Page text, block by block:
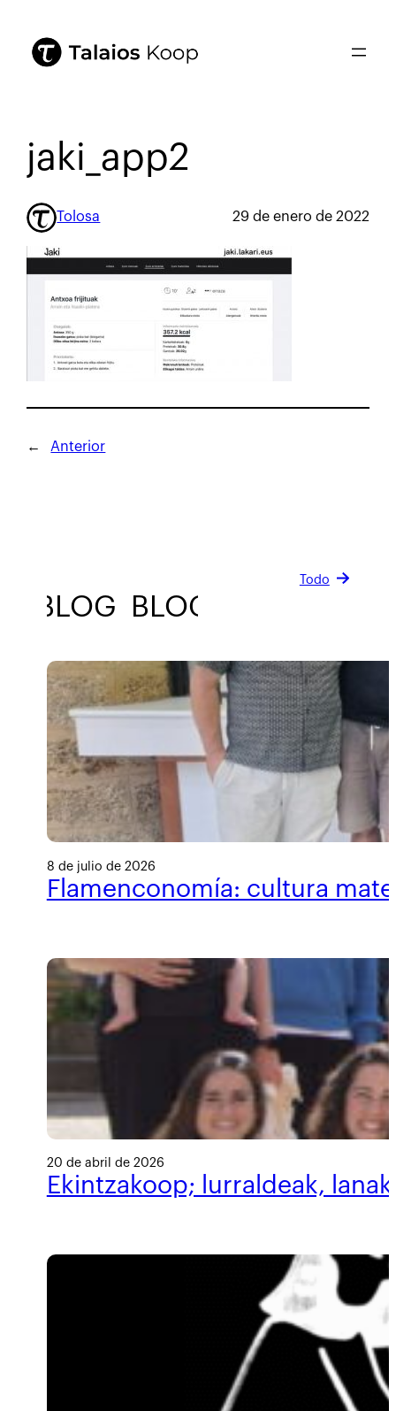
jaki_app2
Tolosa 29 de enero de 2022
← Anterior
BLOG BLOG
Todo
8 de julio de 2026
Flamenconomía: cultura
20 de abril de 2026
Ekintzakoop; lurraldeak,